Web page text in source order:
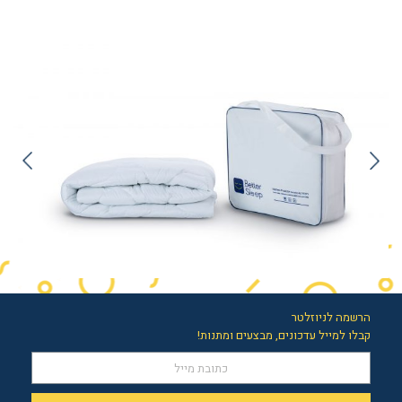
הרשמה לניוזלטר
קבלו למייל עדכונים, מבצעים ומתנות!